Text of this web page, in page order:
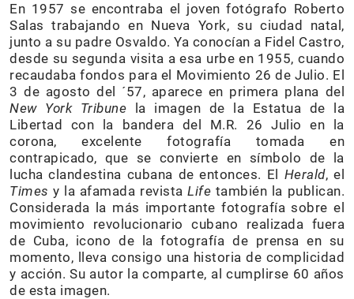
En 1957 se encontraba el joven fotógrafo Roberto
Salas trabajando en Nueva York, su ciudad natal,
junto a su padre Osvaldo. Ya conocían a Fidel Castro,
desde su segunda visita a esa urbe en 1955, cuando
recaudaba fondos para el Movimiento 26 de Julio. El
3 de agosto del ´57, aparece en primera plana del
New York Tribune la imagen de la Estatua de la
Libertad con la bandera del M.R. 26 Julio en la
corona, excelente fotografía tomada en
contrapicado, que se convierte en símbolo de la
lucha clandestina cubana de entonces. El Herald, el
Times y la afamada revistaLife también la publican.
Considerada la más importante fotografía sobre el
movimiento revolucionario cubano realizada fuera
de Cuba, icono de la fotografía de prensa en su
momento, lleva consigo una historia de complicidad
y acción. Su autor la comparte, al cumplirse 60 años
de esta imagen.